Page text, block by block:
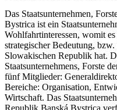
Das Staatsunternehmen,
Bystrica ist ein
Wohlfahrtinteressen, womit
strategischer Bedeutung,
Slowakischen Republik hat.
Staatsunternehmens, Forste
fünf Mitglieder:
Bereiche: Organisation,
Wirtschaft. Das